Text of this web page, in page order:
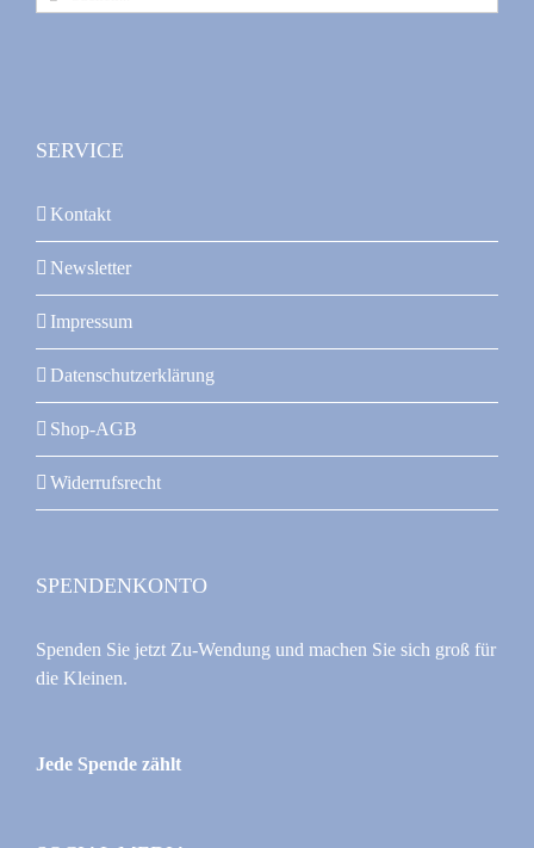
nach:
SERVICE
Kontakt
Newsletter
Impressum
Datenschutzerklärung
Shop-AGB
Widerrufsrecht
SPENDENKONTO
Spenden Sie jetzt Zu-Wendung und machen Sie sich groß für
die Kleinen.
Jede Spende zählt